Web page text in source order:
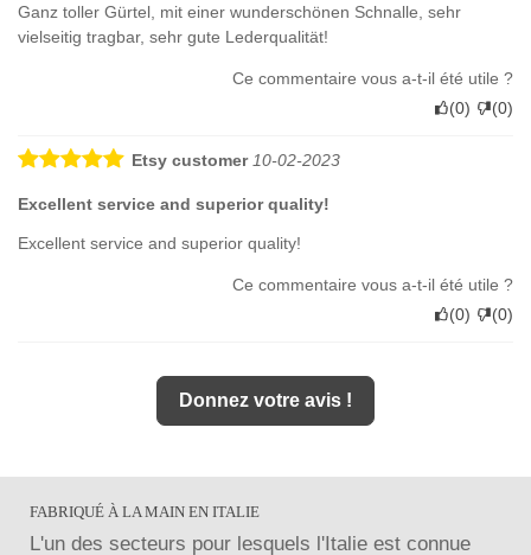
Ganz toller Gürtel, mit einer wunderschönen Schnalle, sehr
vielseitig tragbar, sehr gute Lederqualität!
Ce commentaire vous a-t-il été utile ?
(0) (0)
Etsy customer 10-02-2023
Excellent service and superior quality!
Excellent service and superior quality!
Ce commentaire vous a-t-il été utile ?
(0) (0)
Donnez votre avis !
FABRIQUÉ À LA MAIN EN ITALIE
L'un des secteurs pour lesquels l'Italie est connue